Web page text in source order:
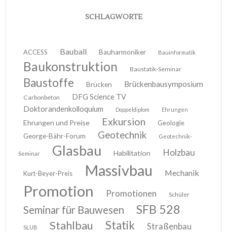
SCHLAGWORTE
ACCESS Bauball Bauharmoniker Bauinformatik
Baukonstruktion Baustatik-Seminar
Baustoffe Brücken Brückenbausymposium
Carbonbeton
DFG Science TV
Doktorandenkolloquium
Doppeldiplom Ehrungen
Ehrungen und Preise Exkursion
Geologie
George-Bähr-Forum
Geotechnik Geotechnik-
Seminar Glasbau Habilitation Holzbau
Kurt-Beyer-Preis Massivbau Mechanik
Promotion Promotionen Schüler
Seminar für Bauwesen SFB 528
SLUB Stahlbau Statik Straßenbau